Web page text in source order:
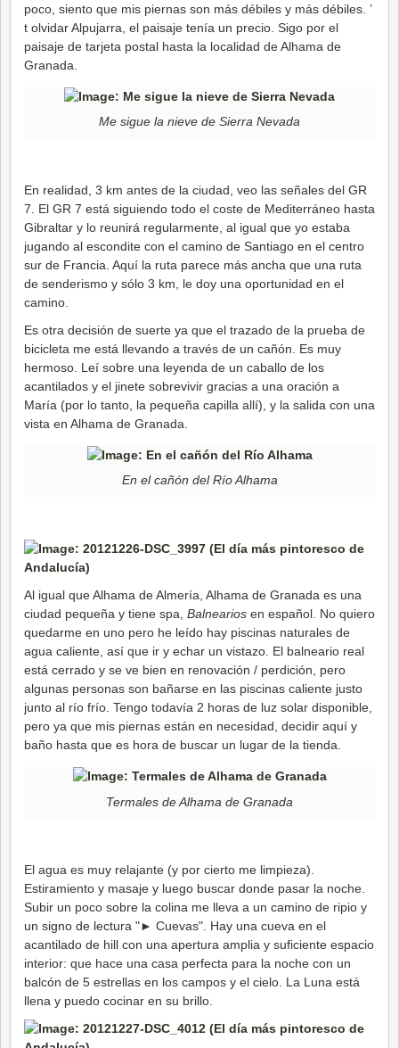
poco, siento que mis piernas son más débiles y más débiles. ’
t olvidar Alpujarra, el paisaje tenía un precio. Sigo por el
paisaje de tarjeta postal hasta la localidad de Alhama de
Granada.
Me sigue la nieve de Sierra Nevada
En realidad, 3 km antes de la ciudad, veo las señales del GR
7. El GR 7 está siguiendo todo el coste de Mediterráneo hasta
Gibraltar y lo reunirá regularmente, al igual que yo estaba
jugando al escondite con el camino de Santiago en el centro
sur de Francia. Aquí la ruta parece más ancha que una ruta
de senderismo y sólo 3 km, le doy una oportunidad en el
camino.
Es otra decisión de suerte ya que el trazado de la prueba de
bicicleta me está llevando a través de un cañón. Es muy
hermoso. Leí sobre una leyenda de un caballo de los
acantilados y el jinete sobrevivir gracias a una oración a
María (por lo tanto, la pequeña capilla allí), y la salida con una
vista en Alhama de Granada.
En el cañón del Río Alhama
Al igual que Alhama de Almería, Alhama de Granada es una
ciudad pequeña y tiene spa, Balnearios en español. No quiero
quedarme en uno pero he leído hay piscinas naturales de
agua caliente, así que ir y echar un vistazo. El balneario real
está cerrado y se ve bien en renovación / perdición, pero
algunas personas son bañarse en las piscinas caliente justo
junto al río frío. Tengo todavía 2 horas de luz solar disponible,
pero ya que mis piernas están en necesidad, decidir aquí y
baño hasta que es hora de buscar un lugar de la tienda.
Termales de Alhama de Granada
El agua es muy relajante (y por cierto me limpieza).
Estiramiento y masaje y luego buscar donde pasar la noche.
Subir un poco sobre la colina me lleva a un camino de ripio y
un signo de lectura "► Cuevas". Hay una cueva en el
acantilado de hill con una apertura amplia y suficiente espacio
interior: que hace una casa perfecta para la noche con un
balcón de 5 estrellas en los campos y el cielo. La Luna está
llena y puedo cocinar en su brillo.